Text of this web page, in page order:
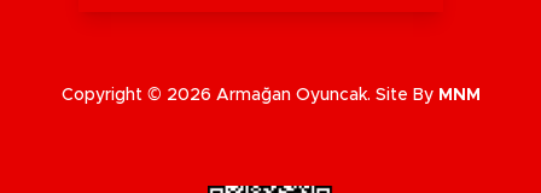
Copyright © 2026 Armağan Oyuncak. Site By MNM